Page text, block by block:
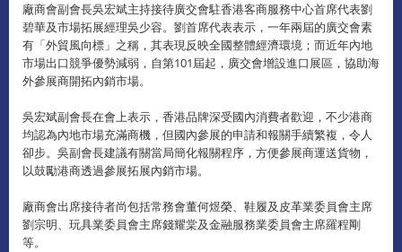
廠商會副會長吳宏斌主持接待廣交會駐香港客商服務中心首席代表劉
碧華及市場拓展經理吳少容。劉首席代表表示，一年兩屆的廣交會素
有「外貿風向標」之稱，其表現反映全國整體經濟環境；而近年內地
市場出口競爭優勢減弱，自第101屆起，廣交會增設進口展區，協助海
外參展商開拓內銷市場。
吳宏斌副會長在會上表示，香港品牌深受國內消費者歡迎，不少港商
均認為內地市場充滿商機，但國內參展的申請和報關手續繁複，令人
卻步。吳副會長建議有關當局簡化報關程序，方便參展商運送貨物，
以鼓勵港商透過參展拓展內銷市場。
廠商會出席接待者尚包括常務會董何煜榮、鞋履及皮革業委員會主席
劉宗明、玩具業委員會主席錢耀棠及金融服務業委員會主席羅程剛
等。